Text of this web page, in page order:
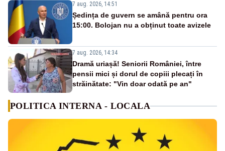
7 aug. 2026, 14:51
Ședința de guvern se amână pentru ora
15:00. Bolojan nu a obținut toate avizele
7 aug. 2026, 14:34
Dramă uriașă! Seniorii României, între
pensii mici și dorul de copiii plecați în
străinătate: "Vin doar odată pe an"
POLITICA INTERNA - LOCALA